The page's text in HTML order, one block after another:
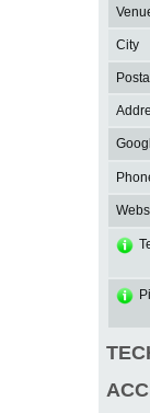
City